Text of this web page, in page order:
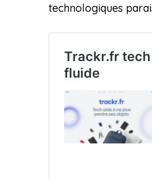
technologiques